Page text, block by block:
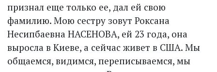
признал еще только ее, дал ей свою
фамилию. Мою сестру зовут Роксана
Несипбаевна НАСЕНОВА, ей 23 года, она
выросла в Киеве, а сейчас живет в США. Мы
общаемся, видимся, переписываемся, мы